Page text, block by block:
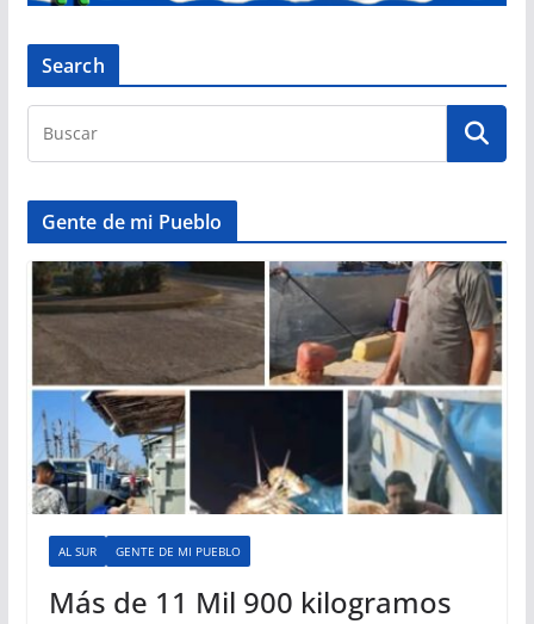
Search
Gente de mi Pueblo
AL SUR GENTE DE MI PUEBLO
Más de 11 Mil 900 kilogramos